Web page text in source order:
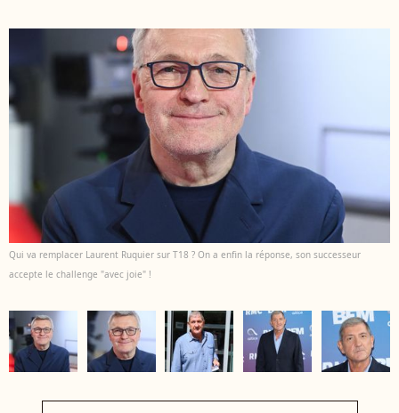
Qui va remplacer Laurent Ruquier sur T18 ? On a enfin la réponse, son successeur
accepte le challenge "avec joie" !